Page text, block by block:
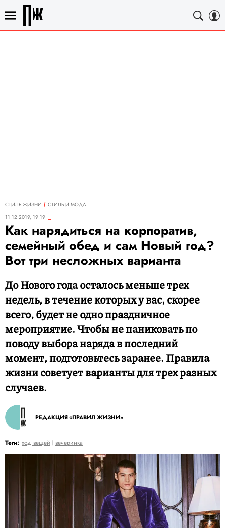
СТИЛЬ ЖИЗНИ
СТИЛЬ И МОДА
11.12.2019, 19:19
Как нарядиться на корпоратив,
семейный обед и сам Новый год?
Вот три несложных варианта
До Нового года осталось меньше трех
недель, в течение которых у вас, скорее
всего, будет не одно праздничное
мероприятие. Чтобы не паниковать по
поводу выбора наряда в последний
момент, подготовьтесь заранее. Правила
жизни советует варианты для трех разных
случаев.
РЕДАКЦИЯ «ПРАВИЛ ЖИЗНИ»
Теги: ход вещей вечеринка